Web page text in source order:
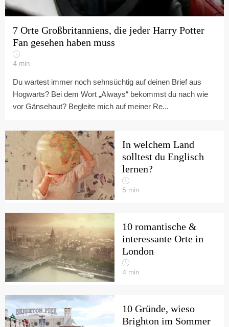
7 Orte Großbritanniens, die jeder Harry Potter
Fan gesehen haben muss
4 min
Du wartest immer noch sehnsüchtig auf deinen Brief aus
Hogwarts? Bei dem Wort „Always“ bekommst du nach wie
vor Gänsehaut? Begleite mich auf meiner Re...
In welchem Land
solltest du Englisch
lernen?
5 min
10 romantische &
interessante Orte in
London
4 min
10 Gründe, wieso
Brighton im Sommer